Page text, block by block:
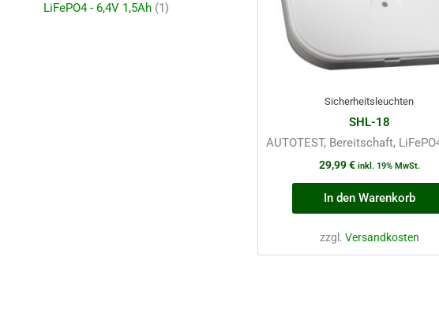
LiFePO4 - 6,4V 1,5Ah (1)
Sicherheitsleuchten
SHL-18
AUTOTEST, Bereitschaft,
29,99€ inkl. 19% MwSt.
In den Warenkorb
zzgl. Versandkosten